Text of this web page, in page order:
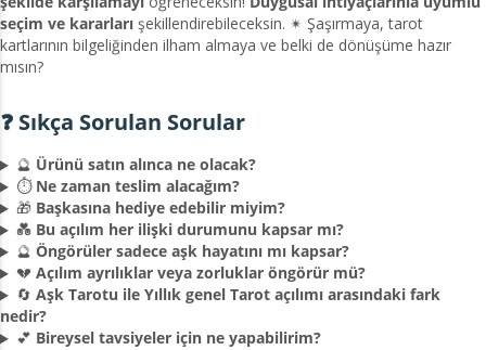
seçim ve kararları şekillendirebileceksin. ✴ Şaşırmaya, tarot
kartlarının bilgeliğinden ilham almaya ve belki de dönüşüme hazır
mısın?
❓ Sıkça Sorulan Sorular
🔮 Ürünü satın alınca ne olacak?
⏱️ Ne zaman teslim alacağım?
🎁 Başkasına hediye edebilir miyim?
💑 Bu açılım her ilişki durumunu kapsar mı?
🔮 Öngörüler sadece aşk hayatını mı kapsar?
💔 Açılım ayrılıklar veya zorluklar öngörür mü?
🔄 Aşk Tarotu ile Yıllık genel Tarot açılımı arasındaki fark
nedir?
💕 Bireysel tavsiyeler için ne yapabilirim?